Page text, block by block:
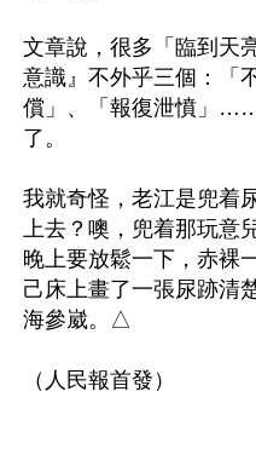
文章說，很多「臨到天
意識』不外乎三個：「
償」、「報復泄憤」
了。
我就奇怪，老江是兜着
上去？噢，兜着那玩意
晚上要放鬆一下，赤裸
己床上畫了一張尿跡清
海參崴。△